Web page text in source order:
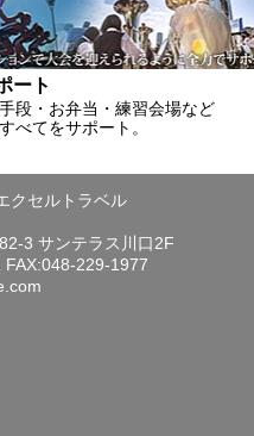
ート
段・お弁当・練習会場など
べてをサポート。
クセルトラベル
3 サンテラス川口2F
229-1977